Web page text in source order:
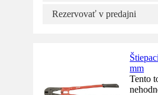
Rezervovať v predajni
mm
Tento